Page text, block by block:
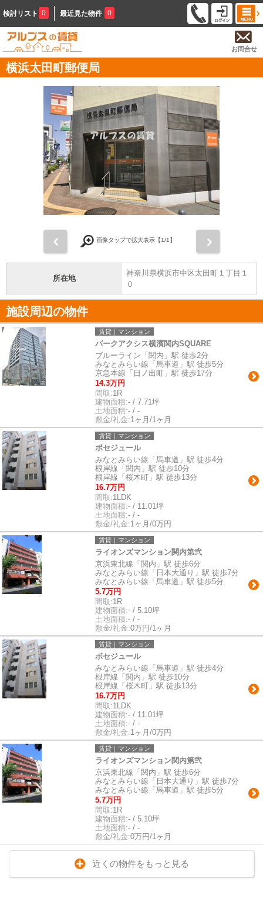
検討リスト 0 最近見た物件 0
お問合せ
横浜太田町郵便局
画像タップで拡大表示【1/1】
所在地
神奈川県横浜市中区太田町１丁目１
０
施設周辺の物件
賃貸｜マンション
パークアクシス横濱関内SQUARE
ブルーライン「関内」駅 徒歩2分
みなとみらい線「馬車道」駅 徒歩5分
京急本線「日ノ出町」駅 徒歩17分
14.3万円
間取:1R
建物面積:- / 7.71坪
土地面積:- / -
敷金/礼金:1ヶ月/1ヶ月
賃貸｜マンション
ボセジュール
みなとみらい線「馬車道」駅 徒歩4分
根岸線「関内」駅 徒歩10分
根岸線「桜木町」駅 徒歩13分
16.7万円
間取:1LDK
建物面積:- / 11.01坪
土地面積:- / -
敷金/礼金:1ヶ月/0万円
賃貸｜マンション
ライオンズマンション関内第弐
京浜東北線「関内」駅 徒歩6分
みなとみらい線「日本大通り」駅 徒歩7分
みなとみらい線「馬車道」駅 徒歩5分
5.7万円
間取:1R
建物面積:- / 5.10坪
土地面積:- / -
敷金/礼金:0万円/1ヶ月
賃貸｜マンション
ボセジュール
みなとみらい線「馬車道」駅 徒歩4分
根岸線「関内」駅 徒歩10分
根岸線「桜木町」駅 徒歩13分
16.7万円
間取:1LDK
建物面積:- / 11.01坪
土地面積:- / -
敷金/礼金:1ヶ月/0万円
賃貸｜マンション
ライオンズマンション関内第弐
京浜東北線「関内」駅 徒歩6分
みなとみらい線「日本大通り」駅 徒歩7分
みなとみらい線「馬車道」駅 徒歩5分
5.7万円
間取:1R
建物面積:- / 5.10坪
土地面積:- / -
敷金/礼金:0万円/1ヶ月
近くの物件をもっと見る